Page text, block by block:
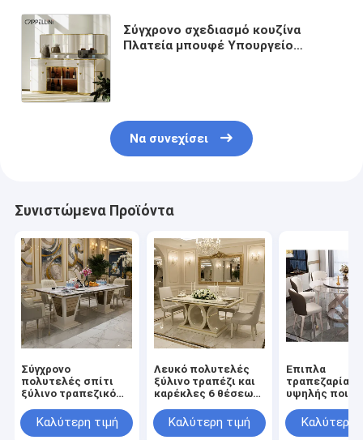
Σύγχρονο σχεδιασμό κουζίνα
Πλατεία μπουφέ Υπουργείο
Να συνεχίσει
Συνιστώμενα Προϊόντα
Σύγχρονο
πολυτελές σπίτι
ξύλινο τραπεζικό
ορθογώνιο σπίτι
εστιατόριο πλήρες
Καλύτερη τιμή
Λευκό πολυτελές
ξύλινο τραπέζι και
καρέκλες 6 θέσεων
τραπεζαρία
τραπεζαρία με
Καλύτερη τιμή
Έπιπλα
τραπεζαρίας
υψηλής
κατασκευής,
τραπέζι από
Καλύτερη